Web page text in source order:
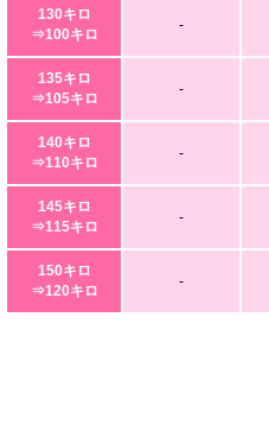
130キロ
⇒100キロ
-
135キロ
⇒105キロ
-
140キロ
⇒110キロ
-
145キロ
⇒115キロ
-
150キロ
⇒120キロ
-